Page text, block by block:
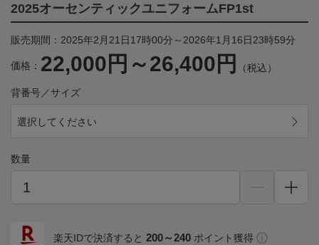
2025オーセンティックユニフォームFP1st
販売期間：2025年2月21日17時00分～2026年1月16日23時59分
価格： 22,000円～26,400円 （税込）
背番号／サイズ
選択してください
数量
楽天IDで決済すると 200～240 ポイント獲得